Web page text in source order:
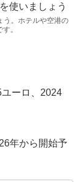
使いましょう
う。ホテルや空港の
。
ーロ、2024
年から開始予